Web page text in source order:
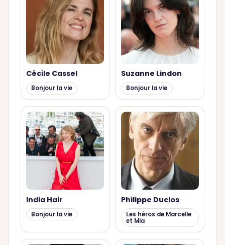
Cécile Cassel
Bonjour la vie
Suzanne Lindon
Bonjour la vie
India Hair
Bonjour la vie
Philippe Duclos
Les héros de Marcelle
et Mia